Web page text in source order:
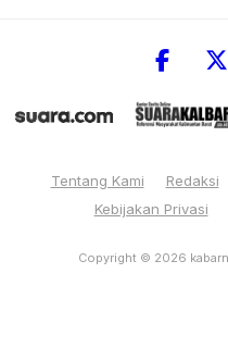
Tentang Kami Redaksi
Kebijakan Privasi
Copyright © 2026